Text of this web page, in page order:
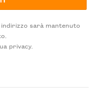
sarà mantenuto
privacy.